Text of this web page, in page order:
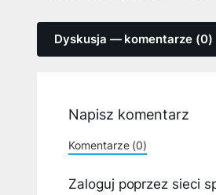
Dyskusja — komentarze (0)
Napisz komentarz
Komentarze (0)
Zaloguj poprzez sieci